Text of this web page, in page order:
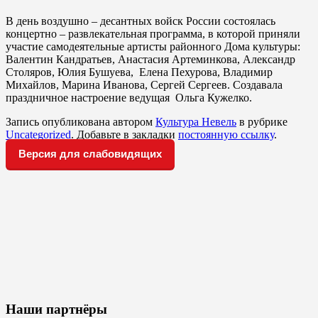
В день воздушно – десантных войск России состоялась
концертно – развлекательная программа, в которой приняли
участие самодеятельные артисты районного Дома культуры:
Валентин Кандратьев, Анастасия Артеминкова, Александр
Столяров, Юлия Бушуева, Елена Пехурова, Владимир
Михайлов, Марина Иванова, Сергей Сергеев. Создавала
праздничное настроение ведущая Ольга Кужелко.
Запись опубликована автором Культура Невель в рубрике
Uncategorized. Добавьте в закладки постоянную ссылку.
Версия для слабовидящих
Наши партнёры